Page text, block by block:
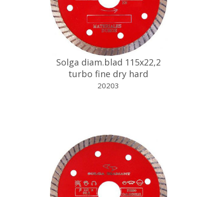
Solga diam.blad 115x22,2
turbo fine dry hard
20203